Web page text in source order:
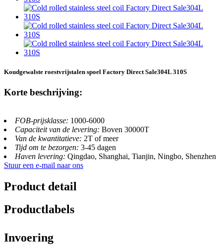
Koudgewalste roestvrijstalen spoel Factory Direct Sale304L 310S
Korte beschrijving:
FOB-prijsklasse: 1000-6000
Capaciteit van de levering: Boven 30000T
Van de kwantitatieve: 2T of meer
Tijd om te bezorgen: 3-45 dagen
Haven levering: Qingdao, Shanghai, Tianjin, Ningbo, Shenzhen
Stuur een e-mail naar ons
Product detail
Productlabels
Invoering